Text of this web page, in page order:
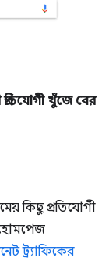
খুঁজে বের
কিছু প্রতিযোগী
ট্র্যাফিকের